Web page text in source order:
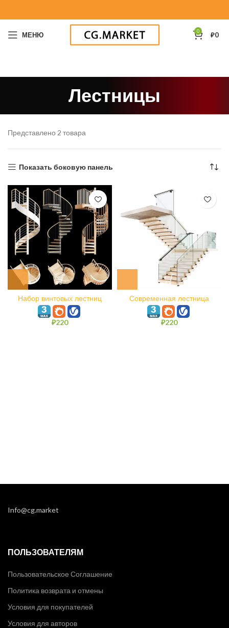
МЕНЮ 0 ₽0
Лестницы
Представлено 2 товара
Показать боковую панель
Набор винтовых лестниц
₽220
Современная лестница
₽220
Info@cg.market
ПОЛЬЗОВАТЕЛЯМ
Пользовательское Соглашение
Политика возврата и отмены
Условия для покупателей
Условия для авторов